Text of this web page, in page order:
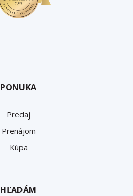
PONUKA
Predaj
Prenájom
Kúpa
HĽADÁM